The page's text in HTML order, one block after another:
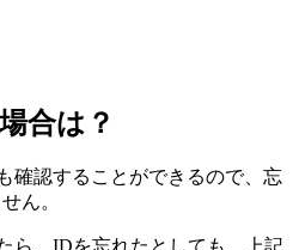
合は？
確認することができるので、忘
ん。